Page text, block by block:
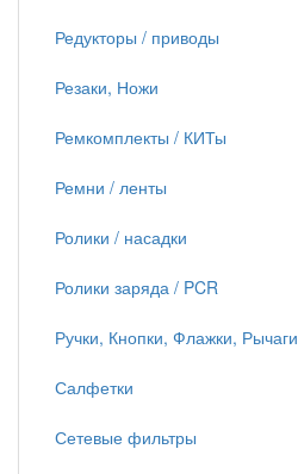
Редукторы / приводы
Резаки, Ножи
Ремкомплекты / КИТы
Ремни / ленты
Ролики / насадки
Ролики заряда / PCR
Ручки, Кнопки, Флажки, Рычаги
Салфетки
Сетевые фильтры